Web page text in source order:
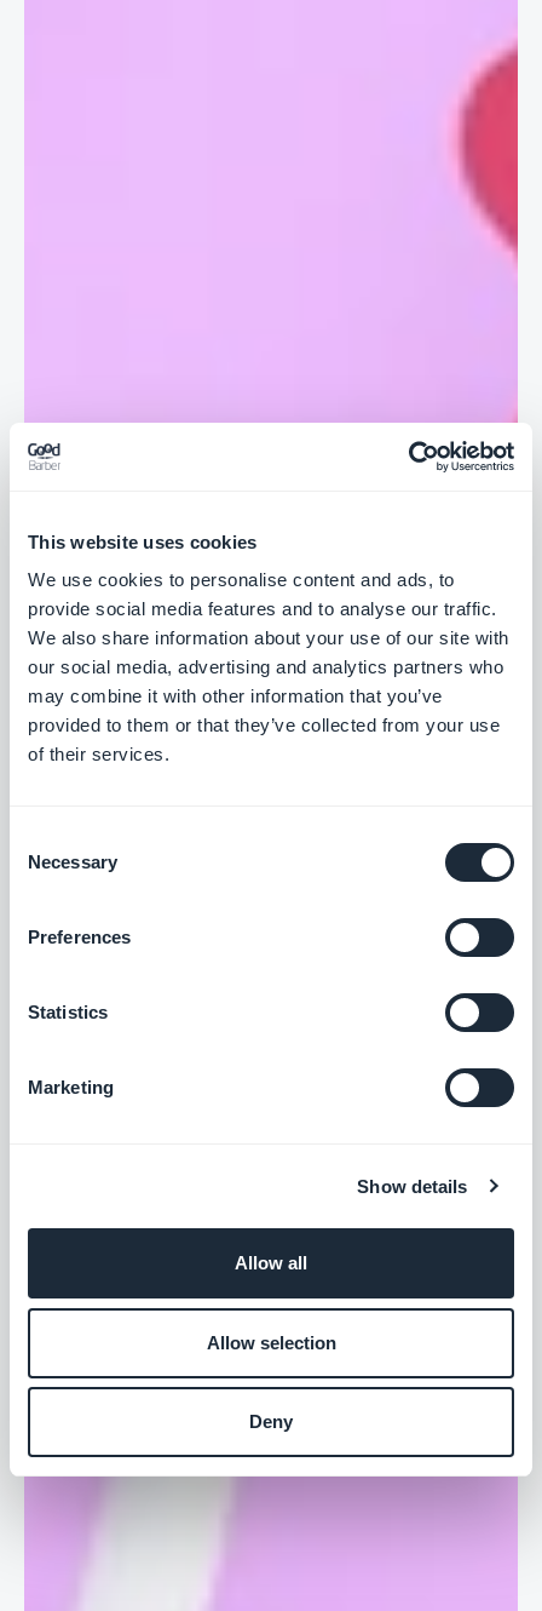
This website uses cookies
We use cookies to personalise content and ads, to
provide social media features and to analyse our traffic.
We also share information about your use of our site with
our social media, advertising and analytics partners who
may combine it with other information that you’ve
provided to them or that they’ve collected from your use
of their services.
Selection
Necessary
Preferences
Statistics
Marketing
Show details
Allow all
Allow selection
Deny